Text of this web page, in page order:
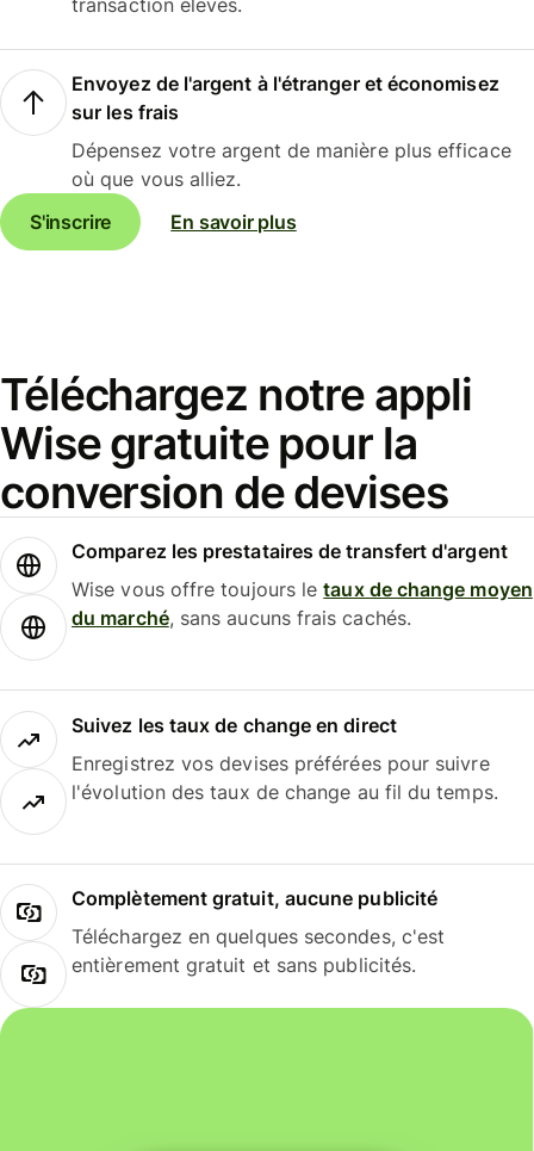
transaction élevés.
Envoyez de l'argent à l'étranger et économisez
sur les frais
Dépensez votre argent de manière plus efficace
où que vous alliez.
S'inscrire
En savoir plus
Téléchargez notre appli
Wise gratuite pour la
conversion de devises
Comparez les prestataires de transfert d'argent
Wise vous offre toujours letaux de change moyen
du marché, sans aucuns frais cachés.
Suivez les taux de change en direct
Enregistrez vos devises préférées pour suivre
l'évolution des taux de change au fil du temps.
Complètement gratuit, aucune publicité
Téléchargez en quelques secondes, c'est
entièrement gratuit et sans publicités.